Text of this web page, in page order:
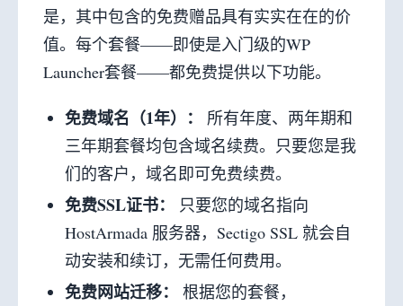
是，其中包含的免费赠品具有实实在在的价
值。每个套餐——即使是入门级的WP
Launcher套餐——都免费提供以下功能。
免费域名（1年）：
所有年度、两年期和
三年期套餐均包含域名续费。只要您是我
们的客户，域名即可免费续费。
免费SSL证书：
只要您的域名指向
HostArmada 服务器，Sectigo SSL 就会自
动安装和续订，无需任何费用。
免费网站迁移：
根据您的套餐，